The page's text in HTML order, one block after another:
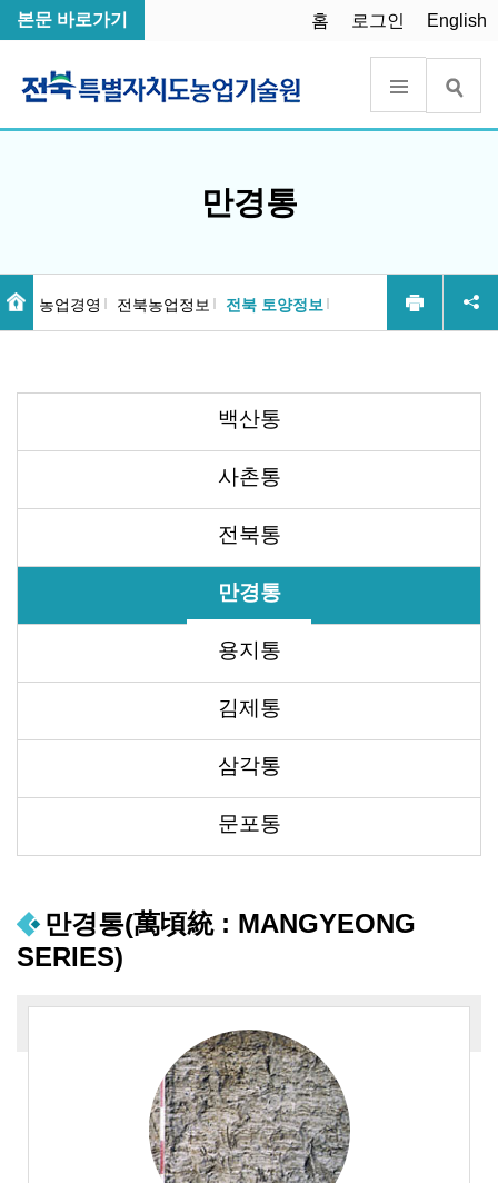
본문 바로가기 홈 로그인 English
만경통
농업경영 전북농업정보 전북 토양정보
백산통
사촌통
전북통
만경통
용지통
김제통
삼각통
문포통
만경통(萬頃統 : MANGYEONG
SERIES)